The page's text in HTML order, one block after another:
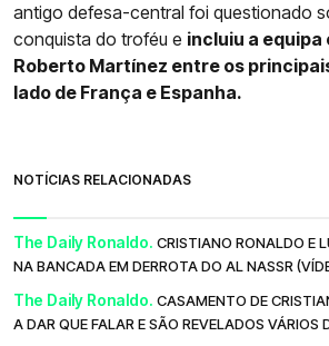
antigo defesa-central foi questionado
conquista do troféu e incluiu a
Roberto Martínez entre os
lado de França e Espanha.
NOTÍCIAS RELACIONADAS
The Daily Ronaldo. CRISTIANO RONALDO E
NA BANCADA EM DERROTA DO AL NASSR
The Daily Ronaldo. CASAMENTO DE
A DAR QUE FALAR E SÃO REVELADOS VÁRIOS